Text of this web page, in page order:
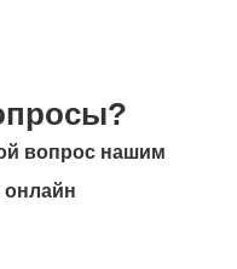
вопрос нашим
онлайн